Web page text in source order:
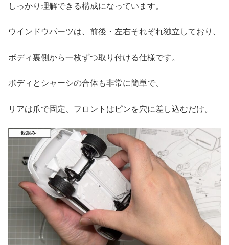
しっかり理解できる構成になっています。
ウインドウパーツは、前後・左右それぞれ独立しており、
ボディ裏側から一枚ずつ取り付ける仕様です。
ボディとシャーシの合体も非常に簡単で、
リアは爪で固定、フロントはピンを穴に差し込むだけ。